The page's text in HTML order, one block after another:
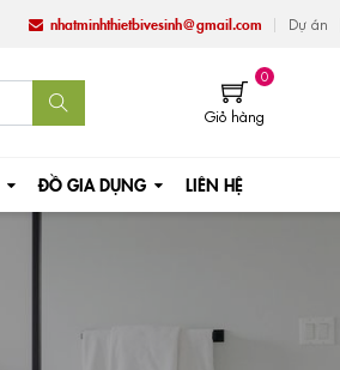
nhatminhthietbivesinh@gmail.com Dự án
0
Giỏ hàng
ĐỒ GIA DỤNG LIÊN HỆ